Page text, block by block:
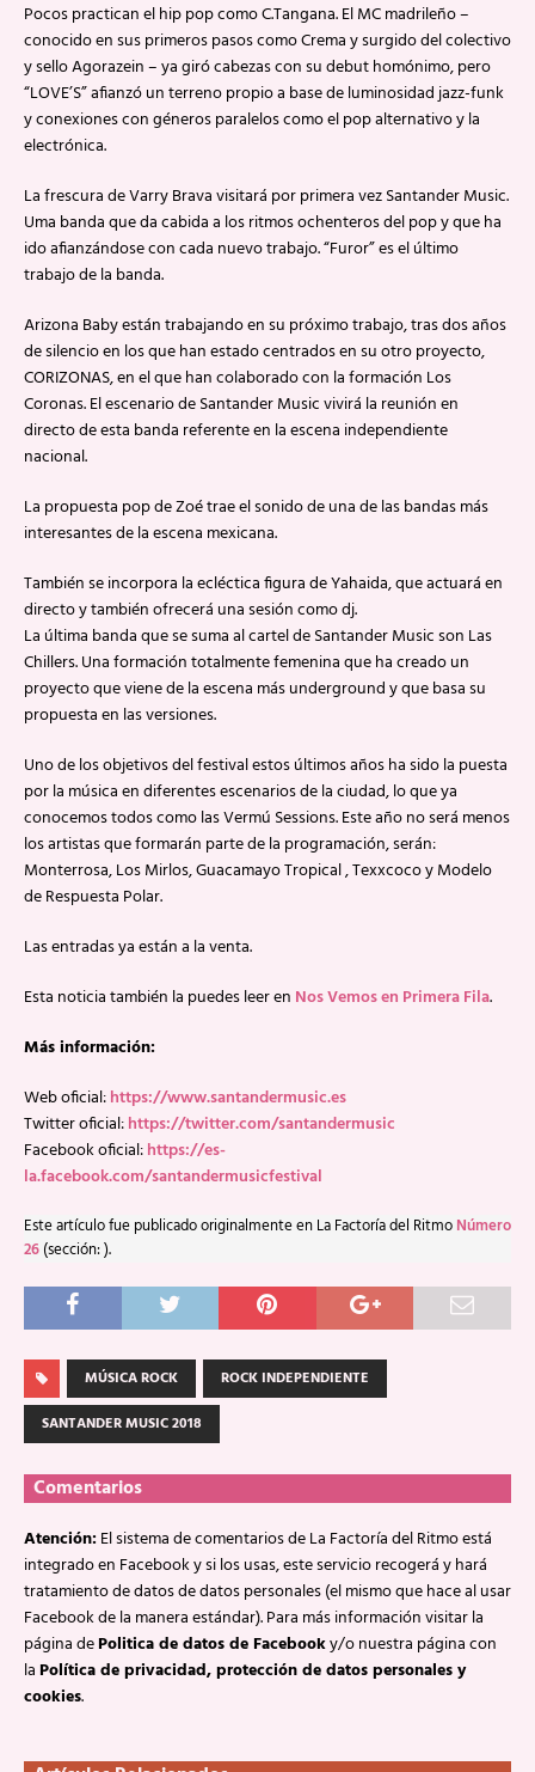
Pocos practican el hip pop como C.Tangana. El MC madrileño –
conocido en sus primeros pasos como Crema y surgido del colectivo
y sello Agorazein – ya giró cabezas con su debut homónimo, pero
“LOVE’S” afianzó un terreno propio a base de luminosidad jazz-funk
y conexiones con géneros paralelos como el pop alternativo y la
electrónica.
La frescura de Varry Brava visitará por primera vez Santander Music.
Uma banda que da cabida a los ritmos ochenteros del pop y que ha
ido afianzándose con cada nuevo trabajo. “Furor” es el último
trabajo de la banda.
Arizona Baby están trabajando en su próximo trabajo, tras dos años
de silencio en los que han estado centrados en su otro proyecto,
CORIZONAS, en el que han colaborado con la formación Los
Coronas. El escenario de Santander Music vivirá la reunión en
directo de esta banda referente en la escena independiente
nacional.
La propuesta pop de Zoé trae el sonido de una de las bandas más
interesantes de la escena mexicana.
También se incorpora la ecléctica figura de Yahaida, que actuará en
directo y también ofrecerá una sesión como dj.
La última banda que se suma al cartel de Santander Music son Las
Chillers. Una formación totalmente femenina que ha creado un
proyecto que viene de la escena más underground y que basa su
propuesta en las versiones.
Uno de los objetivos del festival estos últimos años ha sido la puesta
por la música en diferentes escenarios de la ciudad, lo que ya
conocemos todos como las Vermú Sessions. Este año no será menos
los artistas que formarán parte de la programación, serán:
Monterrosa, Los Mirlos, Guacamayo Tropical , Texxcoco y Modelo
de Respuesta Polar.
Las entradas ya están a la venta.
Esta noticia también la puedes leer en Nos Vemos en Primera Fila.
Más información:
Web oficial:https://www.santandermusic.es
Twitter oficial:https://twitter.com/santandermusic
Facebook oficial:https://es-
la.facebook.com/santandermusicfestival
Este artículo fue publicado originalmente en La Factoría del Ritmo Número
26 (sección: ).
MÚSICA ROCK
ROCK INDEPENDIENTE
SANTANDER MUSIC 2018
Comentarios
Atención:El sistema de comentarios de La Factoría del Ritmo está
integrado en Facebook y si los usas, este servicio recogerá y hará
tratamiento de datos de datos personales (el mismo que hace al usar
Facebook de la manera estándar). Para más información visitar la
página dePolitica de datos de Facebooky/o nuestra página con
laPolítica de privacidad, protección de datos personales y
cookies.